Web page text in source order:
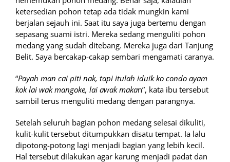
ketersedian pohon tetap ada tidak mungkin kami
berjalan sejauh ini. Saat itu saya juga bertemu dengan
sepasang suami istri. Mereka sedang menguliti pohon
medang yang sudah ditebang. Mereka juga dari Tanjung
Belit. Saya bercakap-cakap sembari mengamati caranya.
“Payah man cai piti nak, tapi itulah iduik ko condo ayam
kok lai wak mangoke, lai awak makan”, kata ibu tersebut
sambil terus menguliti medang dengan parangnya.
Setelah seluruh bagian pohon medang selesai dikuliti,
kulit-kulit tersebut ditumpukkan disatu tempat. Ia lalu
dipotong-potong lagi menjadi bagian yang lebih kecil.
Hal tersebut dilakukan agar karung menjadi padat dan